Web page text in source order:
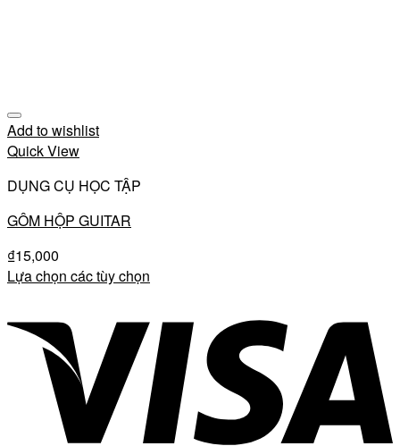
Add to wishlist
Quick View
DỤNG CỤ HỌC TẬP
GÔM HỘP GUITAR
₫15,000
Lựa chọn các tùy chọn